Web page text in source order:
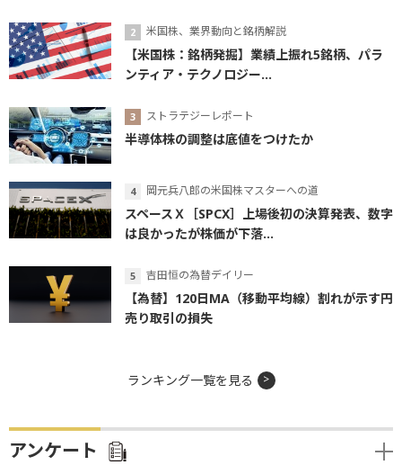
米国株、業界動向と銘柄解説
【米国株：銘柄発掘】業績上振れ5銘柄、パラ
ンティア・テクノロジー...
ストラテジーレポート
半導体株の調整は底値をつけたか
岡元兵八郎の米国株マスターへの道
スペースＸ［SPCX］上場後初の決算発表、数字
は良かったが株価が下落...
吉田恒の為替デイリー
【為替】120日MA（移動平均線）割れが示す円
売り取引の損失
ランキング一覧を見る
アンケート